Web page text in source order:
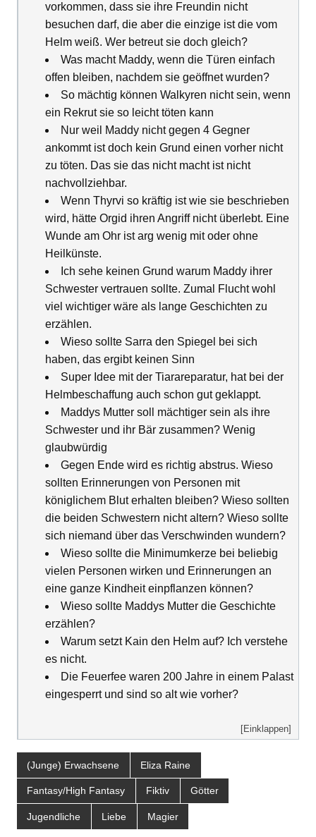
vorkommen, dass sie ihre Freundin nicht
besuchen darf, die aber die einzige ist die vom
Helm weiß. Wer betreut sie doch gleich?
Was macht Maddy, wenn die Türen einfach
offen bleiben, nachdem sie geöffnet wurden?
So mächtig können Walkyren nicht sein, wenn
ein Rekrut sie so leicht töten kann
Nur weil Maddy nicht gegen 4 Gegner
ankommt ist doch kein Grund einen vorher nicht
zu töten. Das sie das nicht macht ist nicht
nachvollziehbar.
Wenn Thyrvi so kräftig ist wie sie beschrieben
wird, hätte Orgid ihren Angriff nicht überlebt. Eine
Wunde am Ohr ist arg wenig mit oder ohne
Heilkünste.
Ich sehe keinen Grund warum Maddy ihrer
Schwester vertrauen sollte. Zumal Flucht wohl
viel wichtiger wäre als lange Geschichten zu
erzählen.
Wieso sollte Sarra den Spiegel bei sich
haben, das ergibt keinen Sinn
Super Idee mit der Tiarareparatur, hat bei der
Helmbeschaffung auch schon gut geklappt.
Maddys Mutter soll mächtiger sein als ihre
Schwester und ihr Bär zusammen? Wenig
glaubwürdig
Gegen Ende wird es richtig abstrus. Wieso
sollten Erinnerungen von Personen mit
königlichem Blut erhalten bleiben? Wieso sollten
die beiden Schwestern nicht altern? Wieso sollte
sich niemand über das Verschwinden wundern?
Wieso sollte die Minimumkerze bei beliebig
vielen Personen wirken und Erinnerungen an
eine ganze Kindheit einpflanzen können?
Wieso sollte Maddys Mutter die Geschichte
erzählen?
Warum setzt Kain den Helm auf? Ich verstehe
es nicht.
Die Feuerfee waren 200 Jahre in einem Palast
eingesperrt und sind so alt wie vorher?
[Einklappen]
(Junge) Erwachsene Eliza Raine
Fantasy/High Fantasy Fiktiv Götter
Jugendliche Liebe Magier